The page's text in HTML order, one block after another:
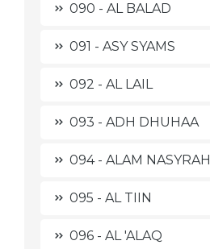
090 - AL BALAD
091 - ASY SYAMS
092 - AL LAIL
093 - ADH DHUHAA
094 - ALAM NASYRAH
095 - AL TIIN
096 - AL 'ALAQ